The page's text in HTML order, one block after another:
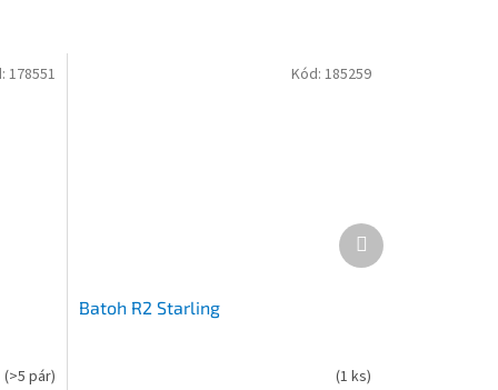
(>5 pár)
178551
Batoh R2 Starling
(1 ks)
Kód: 185259
Další
produkt